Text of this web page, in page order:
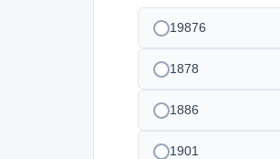
19876
1878
1886
1901